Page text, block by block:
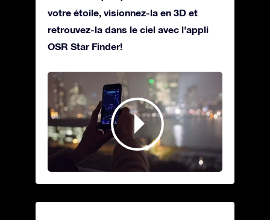
votre étoile, visionnez-la en 3D et
retrouvez-la dans le ciel avec l'appli
OSR Star Finder!